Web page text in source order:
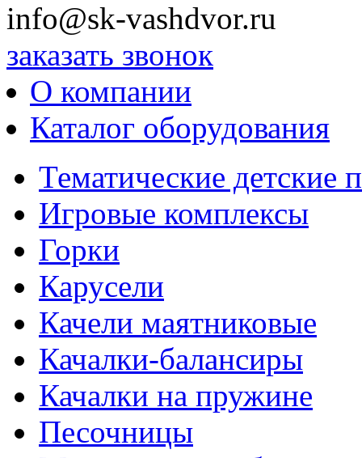
info@sk-vashdvor.ru
заказать звонок
О компании
Каталог оборудования
Тематические детские
Игровые комплексы
Горки
Карусели
Качели маятниковые
Качалки-балансиры
Качалки на пружине
Песочницы